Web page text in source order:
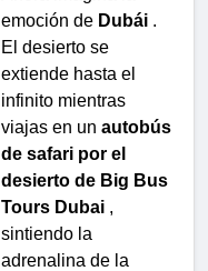
emoción de Dubái .
El desierto se
extiende hasta el
infinito mientras
viajas en un autobús
de safari por el
desierto de Big Bus
Tours Dubai ,
sintiendo la
adrenalina de la